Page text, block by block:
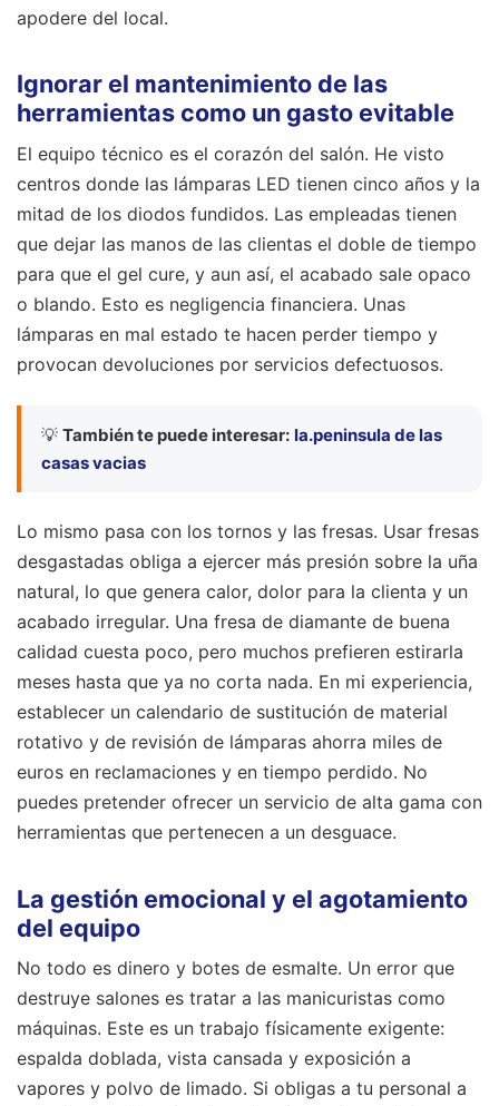
apodere del local.
Ignorar el mantenimiento de las
herramientas como un gasto evitable
El equipo técnico es el corazón del salón. He visto
centros donde las lámparas LED tienen cinco años y la
mitad de los diodos fundidos. Las empleadas tienen
que dejar las manos de las clientas el doble de tiempo
para que el gel cure, y aun así, el acabado sale opaco
o blando. Esto es negligencia financiera. Unas
lámparas en mal estado te hacen perder tiempo y
provocan devoluciones por servicios defectuosos.
💡 También te puede interesar: la.peninsula de las
casas vacias
Lo mismo pasa con los tornos y las fresas. Usar fresas
desgastadas obliga a ejercer más presión sobre la uña
natural, lo que genera calor, dolor para la clienta y un
acabado irregular. Una fresa de diamante de buena
calidad cuesta poco, pero muchos prefieren estirarla
meses hasta que ya no corta nada. En mi experiencia,
establecer un calendario de sustitución de material
rotativo y de revisión de lámparas ahorra miles de
euros en reclamaciones y en tiempo perdido. No
puedes pretender ofrecer un servicio de alta gama con
herramientas que pertenecen a un desguace.
La gestión emocional y el agotamiento
del equipo
No todo es dinero y botes de esmalte. Un error que
destruye salones es tratar a las manicuristas como
máquinas. Este es un trabajo físicamente exigente:
espalda doblada, vista cansada y exposición a
vapores y polvo de limado. Si obligas a tu personal a